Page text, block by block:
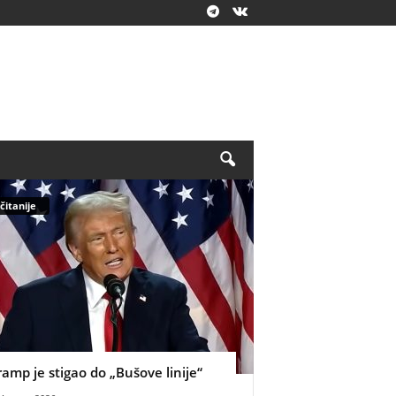
je stigao do „Bušove linije“